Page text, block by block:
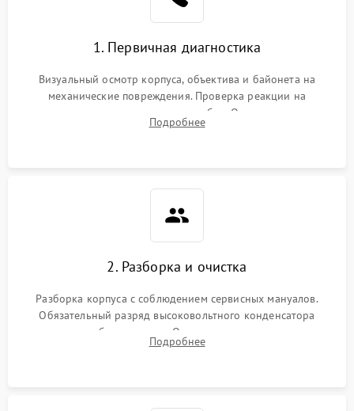
1. Первичная диагностика
Визуальный осмотр корпуса, объектива и байонета на
механические повреждения. Проверка реакции на
включение, считывание кодов ошибок. Оценка состояния
матрицы и затвора, проверка работы автофокуса и вспышки.
Подробнее
2. Разборка и очистка
Разборка корпуса с соблюдением сервисных мануалов.
Обязательный разряд высоковольтного конденсатора
вспышки для безопасности. Очистка внутренних узлов от
пыли, песка и следов влаги с помощью спецсредств.
Подробнее